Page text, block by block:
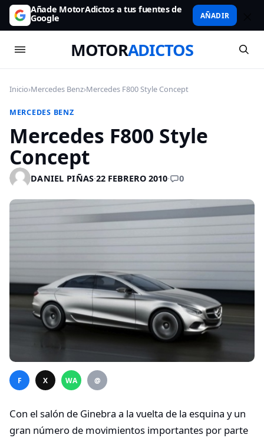
Añade MotorAdictos a tus fuentes de
Google AÑADIR
MOTORADICTOS
Inicio›Mercedes Benz›Mercedes F800 Style Concept
MERCEDES BENZ
Mercedes F800 Style
Concept
DANIEL PIÑAS·22 FEBRERO 2010· 0
F X WA @
Con el salón de Ginebra a la vuelta de la esquina y un
gran número de movimientos importantes por parte